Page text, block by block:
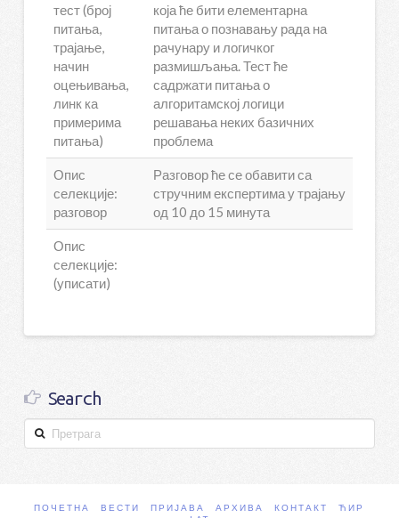
тест (број
питања,
трајање,
начин
оцењивања,
линк ка
примерима
питања)
која ће бити елементарна
питања о познавању рада на
рачунару и логичког
размишљања. Тест ће
садржати питања о
алгоритамској логици
решавања неких базичних
проблема
Опис
селекције:
разговор
Разговор ће се обавити са
стручним експертима у трајању
од 10 до 15 минута
Опис
селекције:
(уписати)
Search
Претрага
ПОЧЕТНА ВЕСТИ ПРИЈАВА АРХИВА КОНТАКТ
ЋИР